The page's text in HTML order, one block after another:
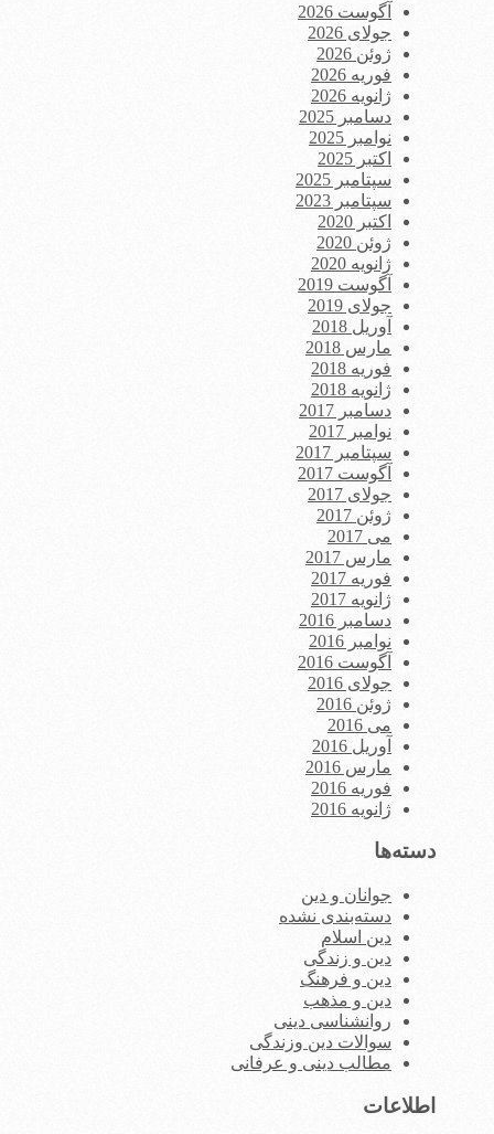
آگوست 2026
جولای 2026
ژوئن 2026
فوریه 2026
ژانویه 2026
دسامبر 2025
نوامبر 2025
اکتبر 2025
سپتامبر 2025
سپتامبر 2023
اکتبر 2020
ژوئن 2020
ژانویه 2020
آگوست 2019
جولای 2019
آوریل 2018
مارس 2018
فوریه 2018
ژانویه 2018
دسامبر 2017
نوامبر 2017
سپتامبر 2017
آگوست 2017
جولای 2017
ژوئن 2017
می 2017
مارس 2017
فوریه 2017
ژانویه 2017
دسامبر 2016
نوامبر 2016
آگوست 2016
جولای 2016
ژوئن 2016
می 2016
آوریل 2016
مارس 2016
فوریه 2016
ژانویه 2016
دسته‌ها
جوانان و دین
دسته‌بندی نشده
دین اسلام
دین و زندگی
دین و فرهنگ
دین و مذهب
روانشناسی دینی
سوالات دین وزندگی
مطالب دینی و عرفانی
اطلاعات